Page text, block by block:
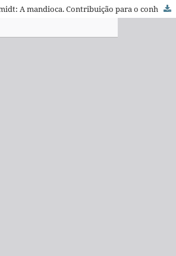
Carlos Borges Schmidt: A mandioca. Contribuição para o conhecimento de sua origem.